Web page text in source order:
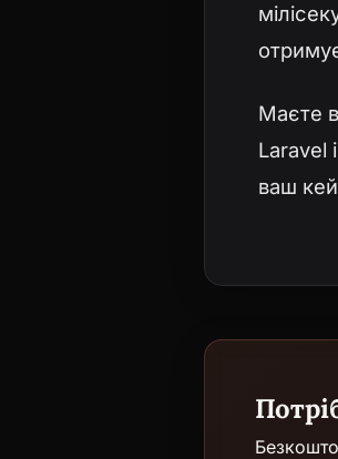
Маєте
Laravel
ваш